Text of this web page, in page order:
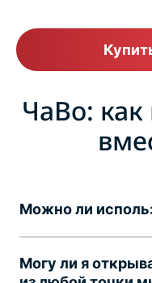
ЧаВо: как
Можно ли
Могу ли я